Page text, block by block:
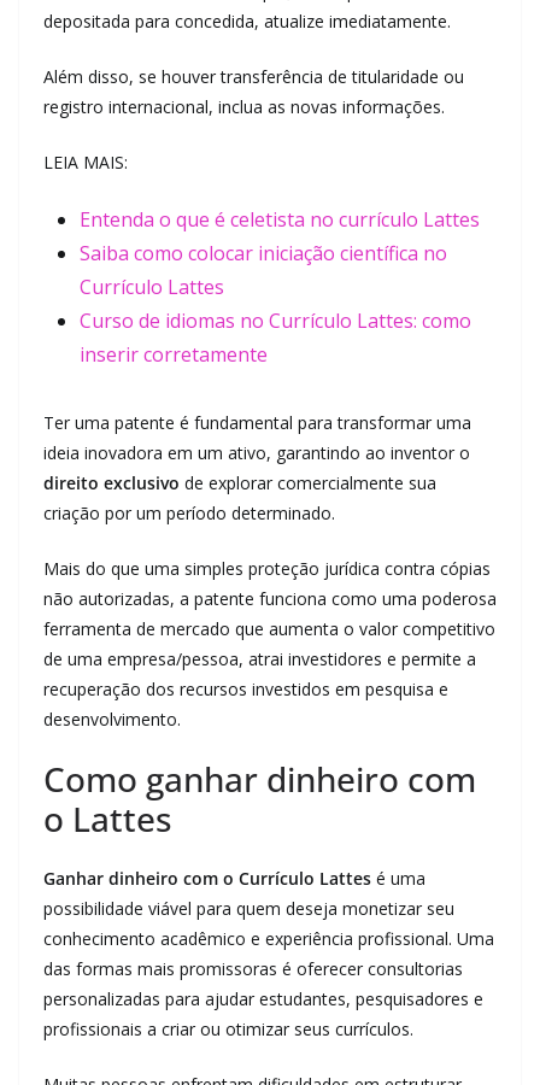
depositada para concedida, atualize imediatamente.
Além disso, se houver transferência de titularidade ou
registro internacional, inclua as novas informações.
LEIA MAIS:
Entenda o que é celetista no currículo Lattes
Saiba como colocar iniciação científica no
Currículo Lattes
Curso de idiomas no Currículo Lattes: como
inserir corretamente
Ter uma patente é fundamental para transformar uma
ideia inovadora em um ativo, garantindo ao inventor o
direito exclusivo de explorar comercialmente sua
criação por um período determinado.
Mais do que uma simples proteção jurídica contra cópias
não autorizadas, a patente funciona como uma poderosa
ferramenta de mercado que aumenta o valor competitivo
de uma empresa/pessoa, atrai investidores e permite a
recuperação dos recursos investidos em pesquisa e
desenvolvimento.
Como ganhar dinheiro com
o Lattes
Ganhar dinheiro com o Currículo Lattes é uma
possibilidade viável para quem deseja monetizar seu
conhecimento acadêmico e experiência profissional. Uma
das formas mais promissoras é oferecer consultorias
personalizadas para ajudar estudantes, pesquisadores e
profissionais a criar ou otimizar seus currículos.